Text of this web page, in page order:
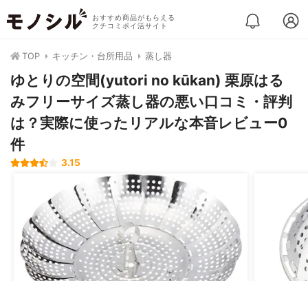
おすすめ商品がもらえる
クチコミポイ活サイト
TOP キッチン・台所用品 蒸し器
ゆとりの空間(yutori no kūkan) 栗原はる
みフリーサイズ蒸し器の悪い口コミ・評判
は？実際に使ったリアルな本音レビュー0
件
3.15